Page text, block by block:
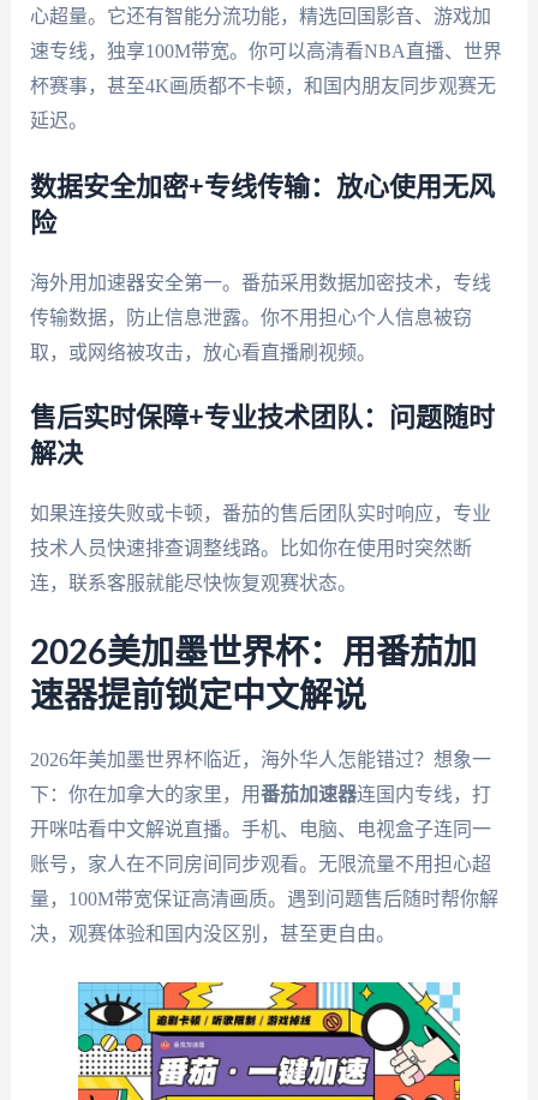
心超量。它还有智能分流功能，精选回国影音、游戏加
速专线，独享100M带宽。你可以高清看NBA直播、世界
杯赛事，甚至4K画质都不卡顿，和国内朋友同步观赛无
延迟。
数据安全加密+专线传输：放心使用无风
险
海外用加速器安全第一。番茄采用数据加密技术，专线
传输数据，防止信息泄露。你不用担心个人信息被窃
取，或网络被攻击，放心看直播刷视频。
售后实时保障+专业技术团队：问题随时
解决
如果连接失败或卡顿，番茄的售后团队实时响应，专业
技术人员快速排查调整线路。比如你在使用时突然断
连，联系客服就能尽快恢复观赛状态。
2026美加墨世界杯：用番茄加
速器提前锁定中文解说
2026年美加墨世界杯临近，海外华人怎能错过？想象一
下：你在加拿大的家里，用番茄加速器连国内专线，打
开咪咕看中文解说直播。手机、电脑、电视盒子连同一
账号，家人在不同房间同步观看。无限流量不用担心超
量，100M带宽保证高清画质。遇到问题售后随时帮你解
决，观赛体验和国内没区别，甚至更自由。